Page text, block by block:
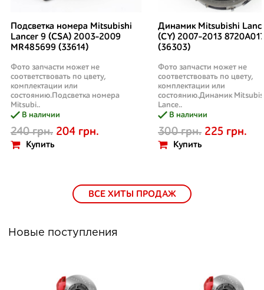
Подсветка номера Mitsubishi
Lancer 9 (CSA) 2003-2009
MR485699 (33614)
Фото запчасти может не
соответствовать по цвету,
комплектации или
состоянию.Подсветка номера
Mitsubi..
В наличии
240 грн. 204 грн.
Купить
Динамик Mitsubishi
(CY) 2007-2013
(36303)
Фото запчасти может не
соответствовать по цвету,
комплектации или
состоянию.Динамик
Lance..
В наличии
300 грн. 225 грн.
Купить
ВСЕ ХИТЫ ПРОДАЖ
Новые поступления